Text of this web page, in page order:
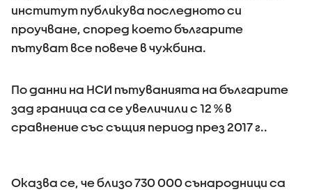
институт публикува последното си
проучване, според което българите
пътуват все повече в чужбина.
По данни на НСИ пътуванията на българите
зад граница са се увеличили с 12 % в
сравнение със същия период през 2017 г..
Оказва се, че близо 730 000 сънародници са